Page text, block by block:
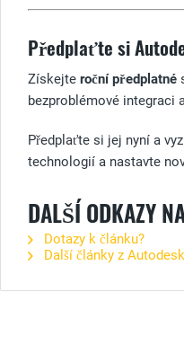
Předplaťte si
Získejte roční předplatné
bezproblémové integraci
Předplaťte si jej nyní a
technologií a nastavte
DALŠÍ ODKAZY
Dotazy k článku?
Další články z Autodesk